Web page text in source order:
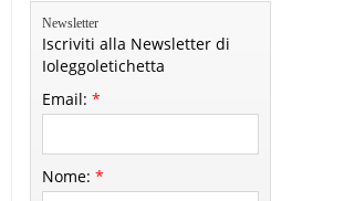
Newsletter
Iscriviti alla Newsletter di
Ioleggoletichetta
Email:*
Nome:*